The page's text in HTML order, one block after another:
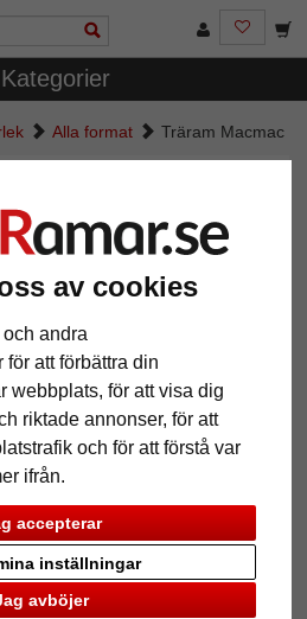
av cookies
andra
att förbättra din
webbplats, för att visa dig
riktade annonser, för att
och för att förstå var
ifrån.
accepterar
avböjer
inställningar
Kategorier
Alla format Träram Macmac